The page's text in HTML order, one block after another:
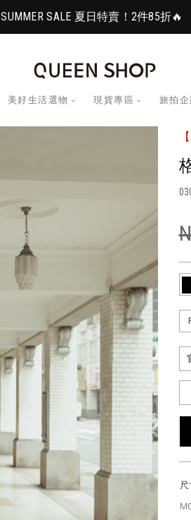
SUMMER SALE 夏日特賣！2件85折🔥
美好生活選物 現貨專區 旅拍企